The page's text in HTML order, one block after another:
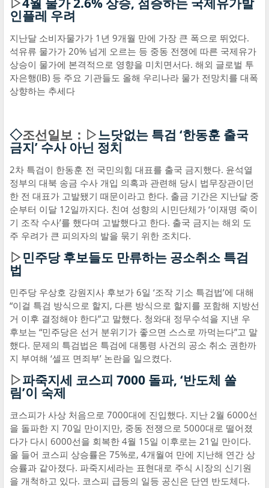
인플레 우려
지난달 소비자물가가 1년 9개월 만에 가장 큰 폭으로 뛰었다.
석유류 물가가 20% 넘게 오르는 등 중동 전쟁에 따른 국제유가
상승이 물가에 본격적으로 영향을 미치면서다. 해외 글로벌 투
자은행(IB) 등 주요 기관들도 올해 우리나라 물가 전망치를 대폭
상향하는 추세다
◇조선일보：▷느닷없는 특검 ‘한동훈 출국
금지’ 수사 아닌 정치
2차 특검이 한동훈 전 국민의힘 대표를 출국 금지했다. 윤석열
정부의 대북 송금 수사 개입 의혹과 관련해 당시 법무장관이던
한 전 대표가 고발됐기 때문이라고 한다. 출금 기간은 지난달 중
순부터 이달 12일까지다. 친여 성향의 시민단체가 ‘이재명 죽이
기 조작 수사’를 했다며 고발했다고 한다. 출국 금지는 해외 도
주 우려가 큰 피의자의 발을 묶기 위한 조치다.
▷민주당 후보들도 만류하는 공소취소 특검
법
민주당 우상호 강원지사 후보가 6일 ‘조작 기소 특검법’에 대해
“이걸 특검 방식으로 할지, 다른 방식으로 할지를 포함해 지방선
거 이후 결정해야 한다”고 말했다. 청와대 정무수석을 지낸 우
후보는 “민주당은 선거 분위기가 좋으면 스스로 까먹는다”고 말
했다. 문제의 특검법은 특검에 대통령 사건의 공소 취소 권한까
지 부여해 ‘셀프 면죄부’ 논란을 일으켰다.
▷파죽지세 코스피 7000 돌파, ‘반도체 쏠
림’이 숙제
코스피가 사상 처음으로 7000대에 진입했다. 지난 2월 6000선
을 돌파한 지 70일 만이지만, 중동 전쟁으로 5000대로 떨어졌
다가 다시 6000선을 회복한 4월 15일 이후로는 21일 만이다.
올 들어 코스피 상승률은 75%로, 4개월여 만에 지난해 연간 상
승률과 같아졌다. 파죽지세라는 표현대로 주식 시장의 신기원
을 개척하고 있다. 코스피 급등의 일등 공신은 단연 반도체다.